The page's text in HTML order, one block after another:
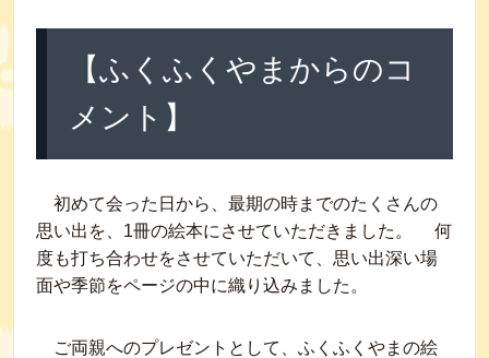
【ふくふくやまからのコ
メント】
初めて会った日から、最期の時までのたくさんの
思い出を、1冊の絵本にさせていただきました。 何
度も打ち合わせをさせていただいて、思い出深い場
面や季節をページの中に織り込みました。
ご両親へのプレゼントとして、ふくふくやまの絵